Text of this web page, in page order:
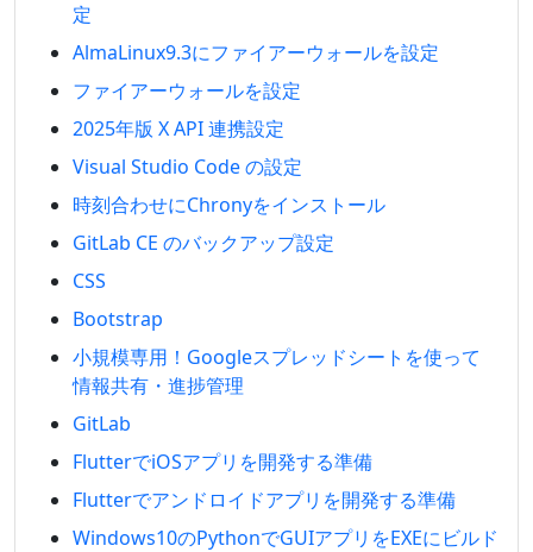
定
AlmaLinux9.3にファイアーウォールを設定
ファイアーウォールを設定
2025年版 X API 連携設定
Visual Studio Code の設定
時刻合わせにChronyをインストール
GitLab CE のバックアップ設定
CSS
Bootstrap
小規模専用！Googleスプレッドシートを使って
情報共有・進捗管理
GitLab
FlutterでiOSアプリを開発する準備
Flutterでアンドロイドアプリを開発する準備
Windows10のPythonでGUIアプリをEXEにビルド